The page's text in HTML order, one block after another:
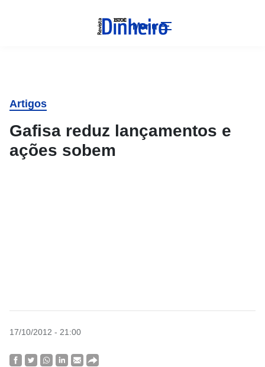
Menu
Artigos
Gafisa reduz lançamentos e
ações sobem
17/10/2012 - 21:00